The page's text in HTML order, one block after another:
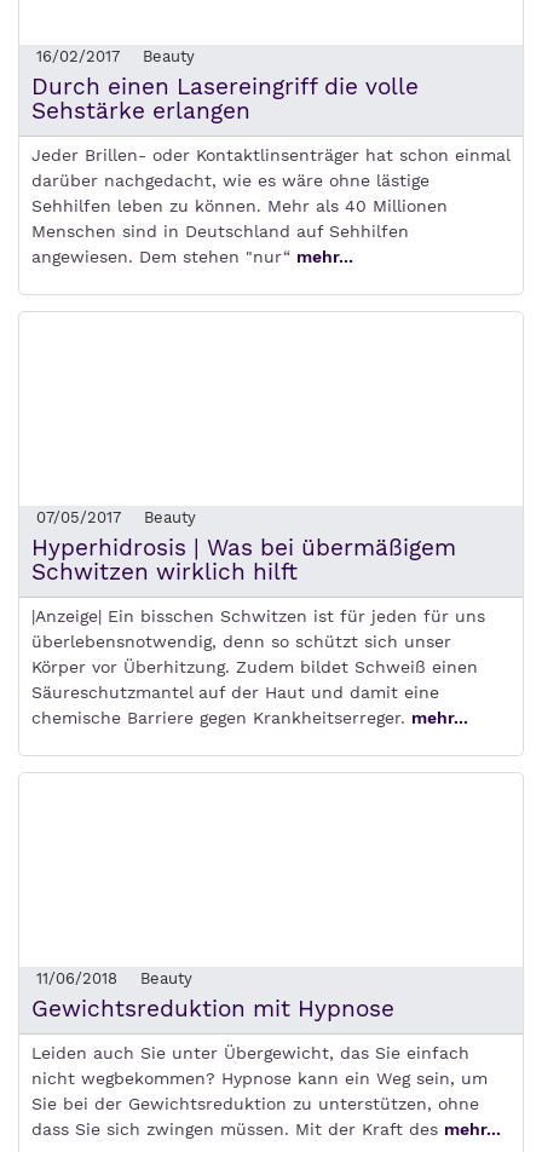
16/02/2017 Beauty
Durch einen Lasereingriff die volle
Sehstärke erlangen
Jeder Brillen- oder Kontaktlinsenträger hat schon einmal
darüber nachgedacht, wie es wäre ohne lästige
Sehhilfen leben zu können. Mehr als 40 Millionen
Menschen sind in Deutschland auf Sehhilfen
angewiesen. Dem stehen "nur“ mehr...
07/05/2017 Beauty
Hyperhidrosis | Was bei übermäßigem
Schwitzen wirklich hilft
|Anzeige| Ein bisschen Schwitzen ist für jeden für uns
überlebensnotwendig, denn so schützt sich unser
Körper vor Überhitzung. Zudem bildet Schweiß einen
Säureschutzmantel auf der Haut und damit eine
chemische Barriere gegen Krankheitserreger. mehr...
11/06/2018 Beauty
Gewichtsreduktion mit Hypnose
Leiden auch Sie unter Übergewicht, das Sie einfach
nicht wegbekommen? Hypnose kann ein Weg sein, um
Sie bei der Gewichtsreduktion zu unterstützen, ohne
dass Sie sich zwingen müssen. Mit der Kraft des mehr...